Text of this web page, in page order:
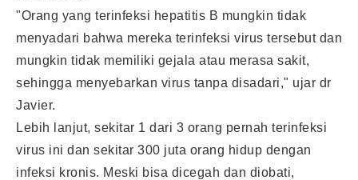
"Orang yang terinfeksi hepatitis B mungkin tidak
menyadari bahwa mereka terinfeksi virus tersebut dan
mungkin tidak memiliki gejala atau merasa sakit,
sehingga menyebarkan virus tanpa disadari," ujar dr
Javier.
Lebih lanjut, sekitar 1 dari 3 orang pernah terinfeksi
virus ini dan sekitar 300 juta orang hidup dengan
infeksi kronis. Meski bisa dicegah dan diobati,